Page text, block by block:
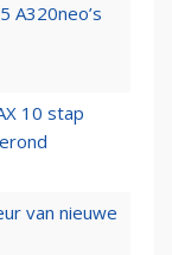
A320neo’s
10 stap
van nieuwe